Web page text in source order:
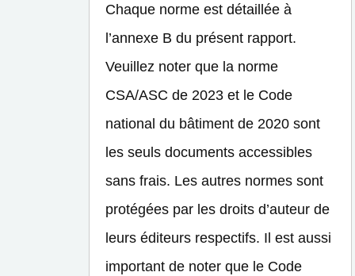
Chaque norme est détaillée à
l’annexe B du présent rapport.
Veuillez noter que la norme
CSA/ASC de 2023 et le Code
national du bâtiment de 2020 sont
les seuls documents accessibles
sans frais. Les autres normes sont
protégées par les droits d’auteur de
leurs éditeurs respectifs. Il est aussi
important de noter que le Code